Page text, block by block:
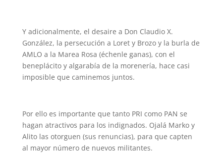
Y adicionalmente, el desaire a Don Claudio X.
González, la persecución a Loret y Brozo y la burla de
AMLO a la Marea Rosa (échenle ganas), con el
beneplácito y algarabía de la morenería, hace casi
imposible que caminemos juntos.
Por ello es importante que tanto PRI como PAN se
hagan atractivos para los indignados. Ojalá Marko y
Alito las otorguen (sus renuncias), para que capten
al mayor número de nuevos militantes.